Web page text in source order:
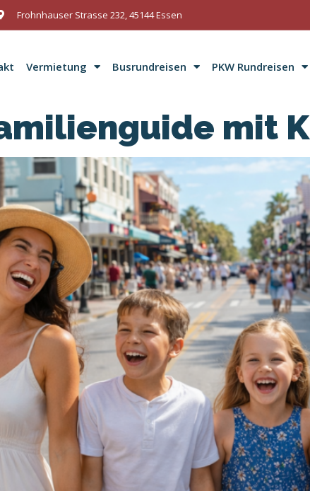
Frohnhauser Strasse 232, 45144 Essen
Vermietung Busrundreisen PKW Rundreisen
mit